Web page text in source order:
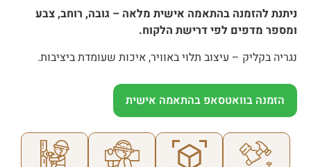
ניתנת להזמנה בהתאמה אישית מלאה – גובה, רוחב, צבע
ומספר מדפים לפי דרישת הלקוח.
נגריה בקליק – עיצוב תלוי באוויר, איכות שעומדת ביציבות.
הזמנה בוואטסאפ בהתאמה אישית